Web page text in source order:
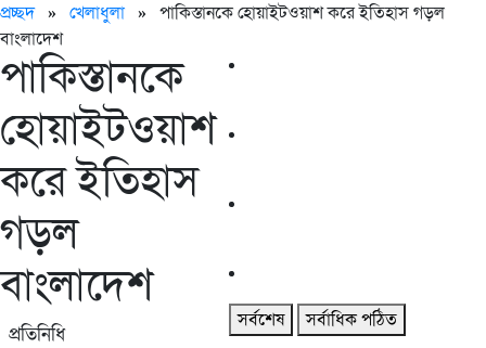
প্রচ্ছদ» খেলাধুলা » পাকিস্তানকে হোয়াইটওয়াশ করে ইতিহাস গড়ল
বাংলাদেশ
পাকিস্তানকে
হোয়াইটওয়াশ
করে ইতিহাস
গড়ল
বাংলাদেশ
প্রতিনিধি
সর্বশেষ সর্বাধিক পঠিত